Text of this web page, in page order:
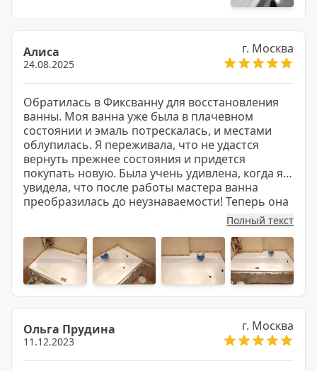
Алиса
24.08.2025
г. Москва
Обратилась в Фиксванну для восстановления
ванны. Моя ванна уже была в плачевном
состоянии и эмаль потрескалась, и местами
облупилась. Я переживала, что не удастся
вернуть прежнее состояния и придется
покупать новую. Была учень удивлена, когда я
увидела, что после работы мастера ванна
преобразилась до неузнаваемости! Теперь она
выглядит как новенькая! Работа выполнена на
Полный текст
Ольга Прудина
11.12.2023
г. Москва